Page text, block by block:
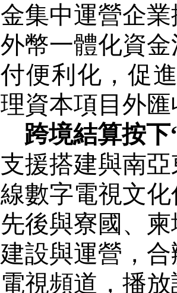
金集中運營企
外幣一體化資
付便利化，促
理資本項目外
跨境結算按下
支援搭建與南
線數字電視文
先後與寮國、
建設與運營，
電視頻道，播